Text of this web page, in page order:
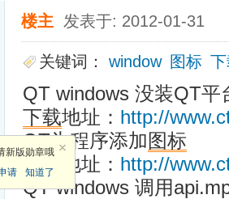
新版勋章哦
请
知道了
楼主 发表于: 2012-01-31
关键词： window 图标
QT windows 没装QT平
下载地址： http://
QT为程序添加图标
下载地址： http://
QT windows 调用